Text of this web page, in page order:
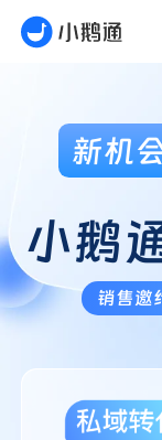
新机
小鹅
销售邀